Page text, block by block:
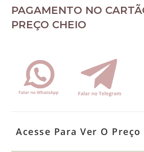
PAGAMENTO NO
PREÇO CHEIO
Acesse Para Ver O